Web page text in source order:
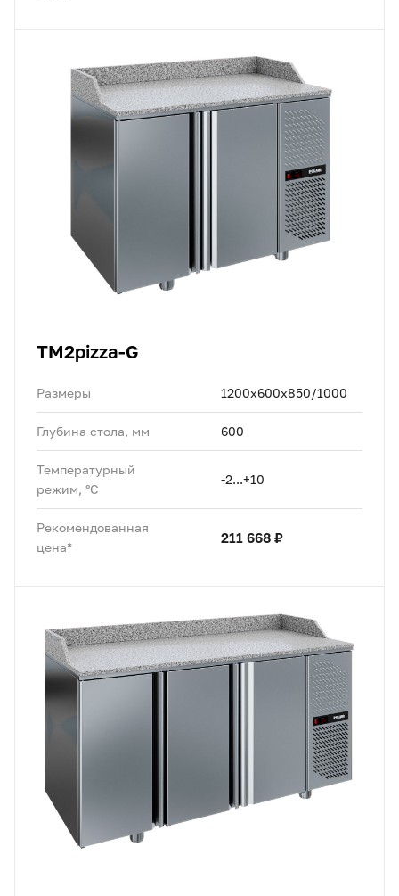
TM2pizza-G
Размеры 1200x600x850/1000
Глубина стола, мм 600
Температурный
режим, °C
-2...+10
Рекомендованная
цена*
211 668 ₽